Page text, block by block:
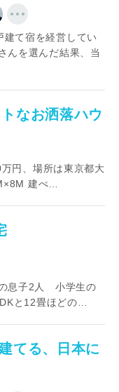
て宿を経営してい
んを選んだ結果、当
なお洒落ハウ
円、場所は東京都大
建ぺ…
息子2人 小学生の
と12畳ほどの…
てる、日本に